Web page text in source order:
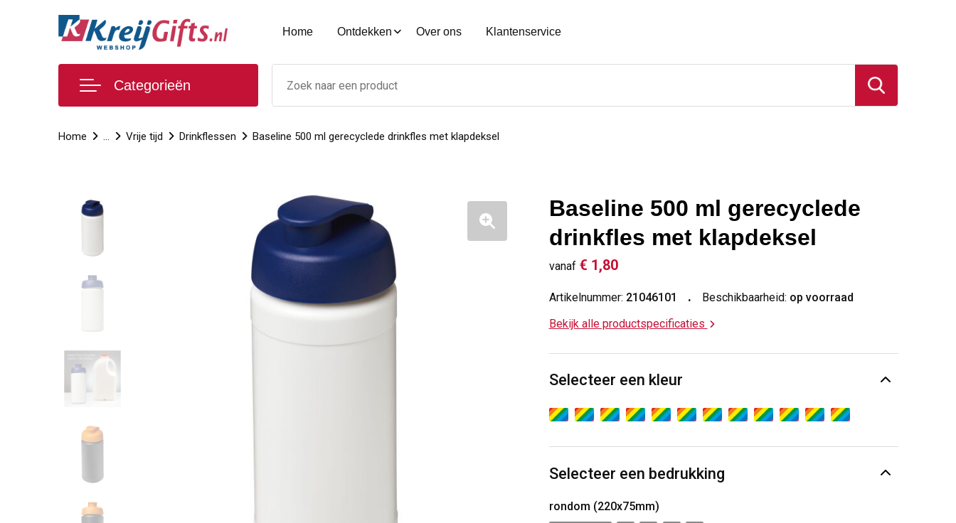
Home Ontdekken Over ons Klantenservice
Categorieën
Home ... Vrije tijd Drinkflessen Baseline 500 ml gerecyclede drinkfles met klapdeksel
Baseline 500 ml gerecyclede
drinkfles met klapdeksel
vanaf € 1,80
Artikelnummer: 21046101 Beschikbaarheid: op voorraad
Bekijk alle productspecificaties
Selecteer een kleur
Selecteer een bedrukking
rondom (220x75mm)